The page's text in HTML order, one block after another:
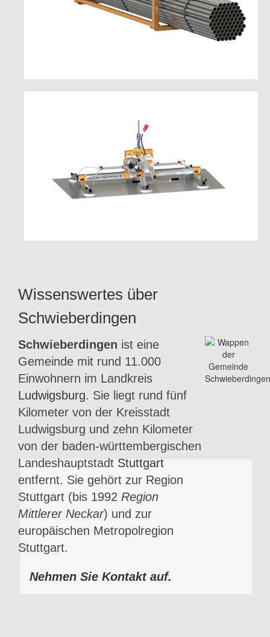
Wissenswertes über
Schwieberdingen
Schwieberdingen ist eine
Gemeinde mit rund 11.000
Einwohnern im Landkreis
Ludwigsburg. Sie liegt rund fünf
Kilometer von der Kreisstadt
Ludwigsburg und zehn Kilometer
von der baden-württembergischen
Landeshauptstadt Stuttgart
entfernt. Sie gehört zur Region
Stuttgart (bis 1992 Region
Mittlerer Neckar) und zur
europäischen Metropolregion
Stuttgart.
Nehmen Sie Kontakt auf.